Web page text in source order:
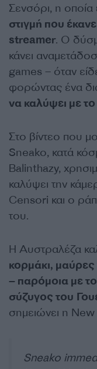
Σενσόρι, η οποία
στιγμή που
streamer. Ο
κάνει
games – όταν
φορώντας ένα
να καλύψει με
Στο βίντεο που
Sneako, κατά
Balinthazy,
καλύψει την
Censori και ο
του.
Η Αυστραλέζα
κορμάκι,
– παρόμοια με
σύζυγος του
σημειώνει η
Sneako